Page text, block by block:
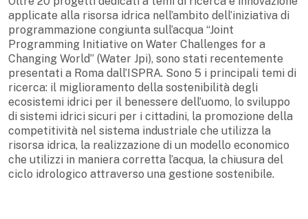
applicate alla risorsa idrica nell’ambito dell’iniziativa di
programmazione congiunta sull’acqua “Joint
Programming Initiative on Water Challenges for a
Changing World” (Water Jpi), sono stati recentemente
presentati a Roma dall’ISPRA. Sono 5 i principali temi di
ricerca: il miglioramento della sostenibilità degli
ecosistemi idrici per il benessere dell’uomo, lo sviluppo
di sistemi idrici sicuri per i cittadini, la promozione della
competitività nel sistema industriale che utilizza la
risorsa idrica, la realizzazione di un modello economico
che utilizzi in maniera corretta l’acqua, la chiusura del
ciclo idrologico attraverso una gestione sostenibile.